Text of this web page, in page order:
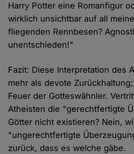
Harry Potter eine Romanfigur
wirklich unsichtbar auf all
fliegenden Rennbesen?
unentschieden!"
Fazit: Diese Interpretation des
mehr als devote
Feuer der Gotteswähnler.
Atheisten die "gerechtfertigte
Götter nicht existieren? Nein,
"ungerechtfertigte
zurück, dass es welche gäbe.